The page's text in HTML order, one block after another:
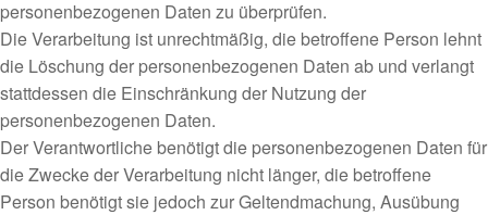
personenbezogenen Daten zu überprüfen.
Die Verarbeitung ist unrechtmäßig, die betroffene Person lehnt
die Löschung der personenbezogenen Daten ab und verlangt
stattdessen die Einschränkung der Nutzung der
personenbezogenen Daten.
Der Verantwortliche benötigt die personenbezogenen Daten für
die Zwecke der Verarbeitung nicht länger, die betroffene
Person benötigt sie jedoch zur Geltendmachung, Ausübung